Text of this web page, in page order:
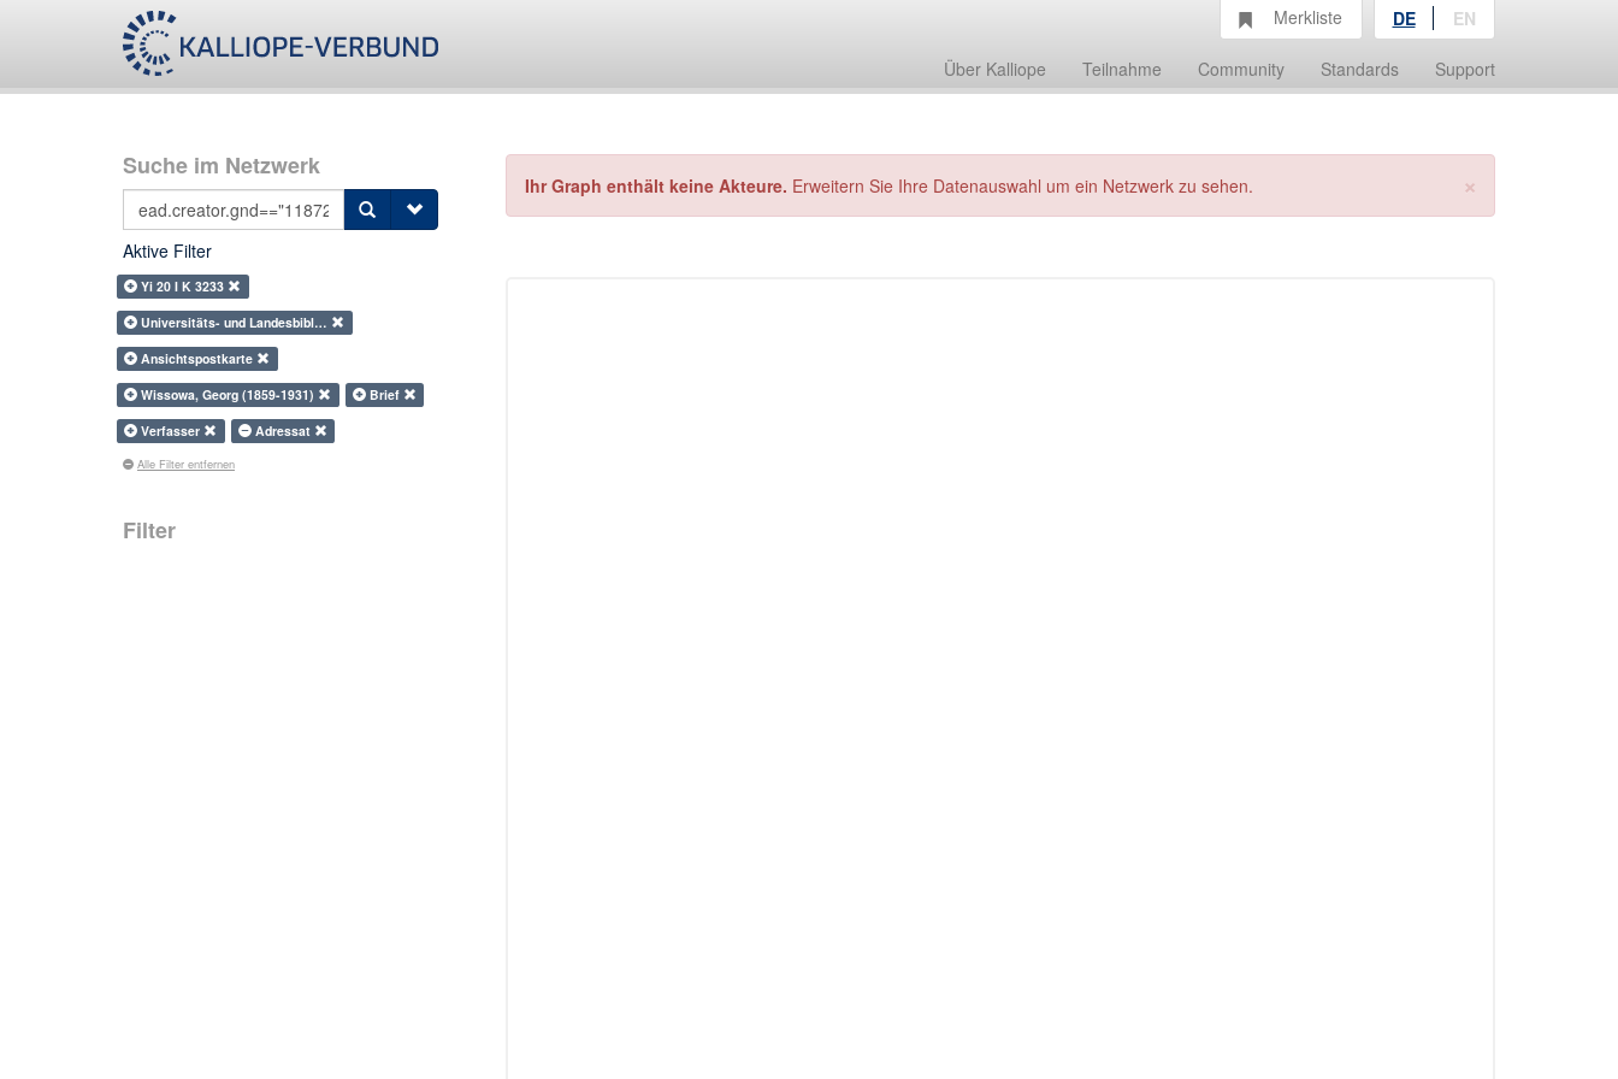
Über Kalliope Teilnahme Community Standards Support
Merkliste DE EN
Suche im Netzwerk
Aktive Filter
Yi 20 I K 3233
Universitäts- und Landesbibl…
Ansichtspostkarte
Wissowa, Georg (1859-1931)
Brief
Verfasser
Adressat
Alle Filter entfernen
Filter
×
Ihr Graph enthält keine Akteure. Erweitern Sie Ihre Datenauswahl um ein Netzwerk zu sehen.